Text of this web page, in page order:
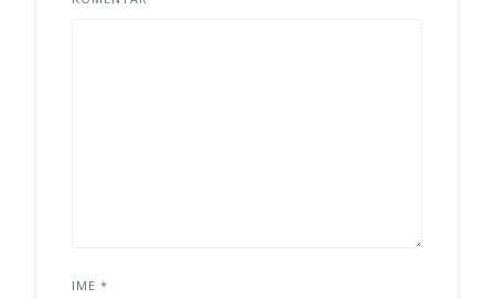
IME *